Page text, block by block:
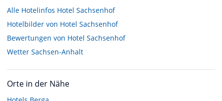
Alle Hotelinfos Hotel Sachsenhof
Hotelbilder von Hotel Sachsenhof
Bewertungen von Hotel Sachsenhof
Wetter Sachsen-Anhalt
Orte in der Nähe